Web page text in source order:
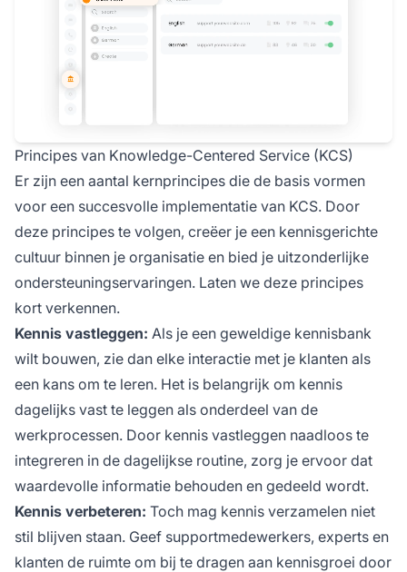
Principes van Knowledge-Centered Service (KCS)
Er zijn een aantal kernprincipes die de basis vormen
voor een succesvolle implementatie van KCS. Door
deze principes te volgen, creëer je een kennisgerichte
cultuur binnen je organisatie en bied je uitzonderlijke
ondersteuningservaringen. Laten we deze principes
kort verkennen.
Kennis vastleggen: Als je een geweldige kennisbank
wilt bouwen, zie dan elke interactie met je klanten als
een kans om te leren. Het is belangrijk om kennis
dagelijks vast te leggen als onderdeel van de
werkprocessen. Door kennis vastleggen naadloos te
integreren in de dagelijkse routine, zorg je ervoor dat
waardevolle informatie behouden en gedeeld wordt.
Kennis verbeteren: Toch mag kennis verzamelen niet
stil blijven staan. Geef supportmedewerkers, experts en
klanten de ruimte om bij te dragen aan kennisgroei door